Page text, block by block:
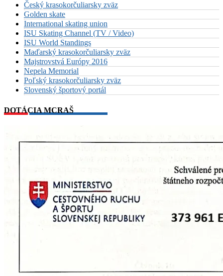
Český krasokorčuliarsky zväz
Golden skate
International skating union
ISU Skating Channel (TV / Video)
ISU World Standings
Maďarský krasokorčuliarsky zväz
Majstrovstvá Európy 2016
Nepela Memorial
Poľský krasokorčuliarsky zväz
Slovenský športový portál
DOTÁCIA MCRAŠ